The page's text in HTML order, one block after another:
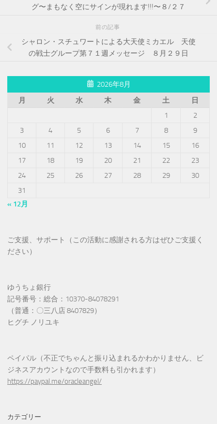
グ〜まもなく空にサインが現れます!!!〜８/２７
前の記事
シャロン・スチュワートによる大天使ミカエル 天使
の戦士グループ第７１週メッセージ ８月２９日
2026年8月
月
火 水 木 金 土
日
1
2
3
4 5 6 7 8
9
10
11 12 13 14 15
16
17
18 19 20 21 22
23
24
25 26 27 28 29
30
31
« 12月
ご支援、サポート（この活動に感謝される方はぜひご支援く
ださい）
ゆうちょ銀行
記号番号：総合：10370-84078291
（普通：〇三八店 8407829）
ヒグチ ノリユキ
ペイパル（不正でちゃんと振り込まれるかわかりません、ビ
ジネスアカウントなので手数料も引かれます）
https://paypal.me/oracleangel/
カテゴリー